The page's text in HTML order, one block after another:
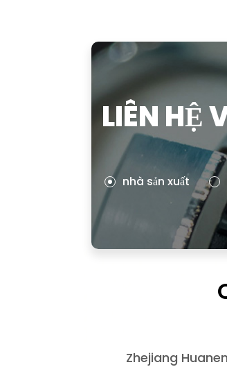
LIÊN HỆ
nhà sản xuất
Zhejiang